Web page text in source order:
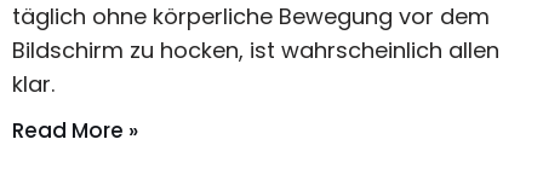
täglich ohne körperliche Bewegung vor dem
Bildschirm zu hocken, ist wahrscheinlich allen
klar.
Read More »